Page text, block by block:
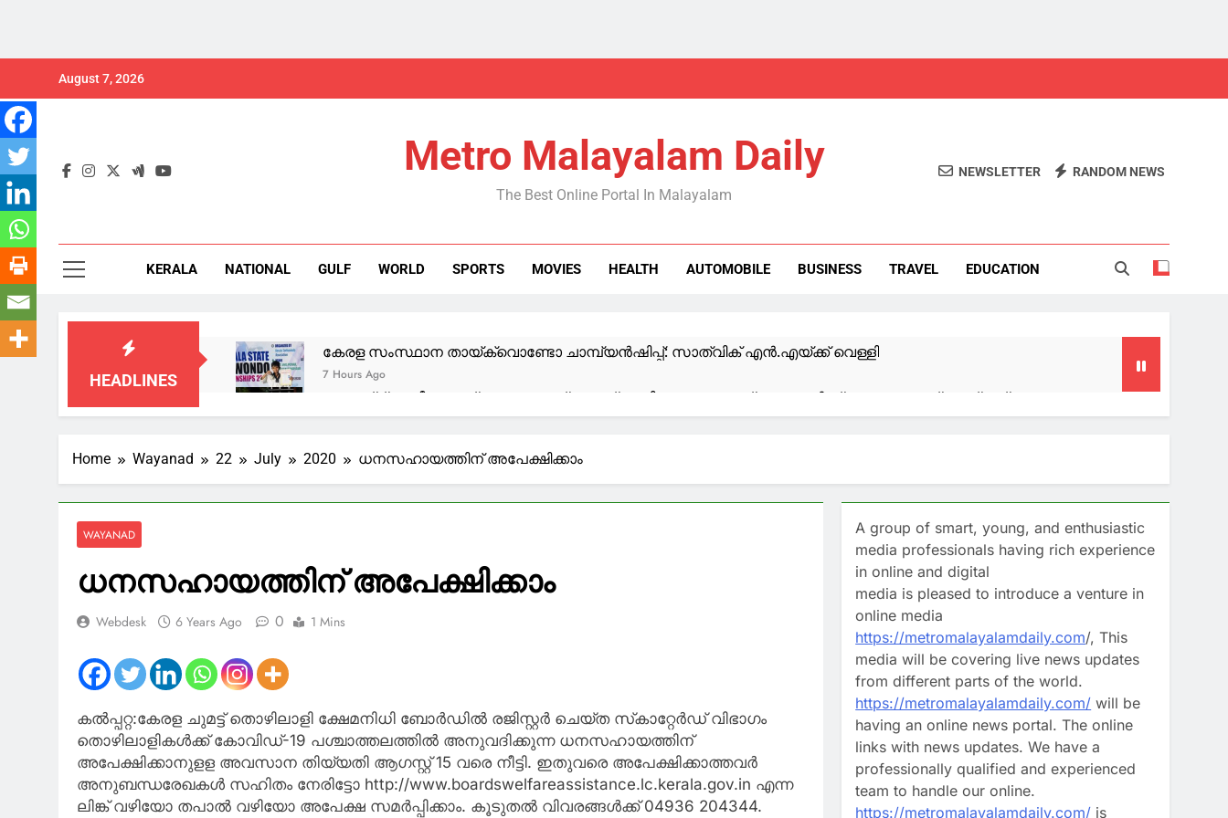
content
August 7, 2026
Metro Malayalam Daily
The Best Online Portal In Malayalam
NEWSLETTER RANDOM NEWS
KERALA NATIONAL GULF WORLD SPORTS MOVIES HEALTH AUTOMOBILE BUSINESS TRAVEL EDUCATION
HEADLINES
കേരള സംസ്ഥാന തായ്‌ക്വൊണ്ടോ ചാമ്പ്യൻഷിപ്പ്: സാത്വിക് എൻ.എയ്ക്ക് വെള്ളി
7 Hours Ago
രാജേഷ് ട്രൂ ഹീറോ, സ്വന്തം ലൈഫ് ജാക്കറ്റ് ഊരിക്കൊടുത്താണ് മറ്റൊരാള്‍ക്ക് രക്ഷകനായത്, സല്യൂട്ട്:
ഹൈക്കോടതി
അടിയന്തര സാഹചര്യം ഉണ്ടായാല്‍ അര്‍ജുന്‍ ആയങ്കിയെ വെടിവയ്ക്കാന്‍ നിര്‍ദേശം
‘ബൈ മീ എ കോഫി’ ഇത് കാപ്പിക്കടയല്ല….; ഫേസ്ബുക്ക് പോസ്റ്റുമായി മന്ത്രി റോജി എം ജോൺ
മത്സ്യതൊഴിലാളികളെ കാണാതായ സംഭവം, അനുനയ നീക്കവുമായി മുഖ്യമന്ത്രി; തിരച്ചിൽ ഊർജിതമാക്കുമെന്ന്
ഉറപ്പ് നൽകി
9 Hours Ago
നബിദിനം: യുഎഇയിൽ അവധി പ്രഖ്യാപിച്ചു; വാരാന്ത്യ അവധി കൂടെയാകുമ്പോൾ ‘സൂപ്പർ ഹോളിഡേ’!
11 Hours Ago
Home Wayanad 22 July 2020 ധനസഹായത്തിന് അപേക്ഷിക്കാം
WAYANAD
ധനസഹായത്തിന് അപേക്ഷിക്കാം
Webdesk 6 Years Ago 0 1 Mins
കൽപ്പറ്റ:കേരള ചുമട്ട് തൊഴിലാളി ക്ഷേമനിധി ബോര്‍ഡില്‍ രജിസ്റ്റര്‍ ചെയ്ത സ്‌കാറ്റേര്‍ഡ് വിഭാഗം
തൊഴിലാളികള്‍ക്ക് കോവിഡ്-19 പശ്ചാത്തലത്തില്‍ അനുവദിക്കുന്ന ധനസഹായത്തിന്
അപേക്ഷിക്കാനുളള അവസാന തിയ്യതി ആഗസ്റ്റ് 15 വരെ നീട്ടി. ഇതുവരെ അപേക്ഷിക്കാത്തവര്‍
അനുബന്ധരേഖകള്‍ സഹിതം നേരിട്ടോ http://www.boardswelfareassistance.lc.kerala.gov.in എന്ന
ലിങ്ക് വഴിയോ തപാല്‍ വഴിയോ അപേക്ഷ സമര്‍പ്പിക്കാം. കൂടുതല്‍ വിവരങ്ങള്‍ക്ക് 04936 204344.
A group of smart, young, and enthusiastic
media professionals having rich experience
in online and digital
media is pleased to introduce a venture in
online media
https://metromalayalamdaily.com/, This
media will be covering live news updates
from different parts of the world.
https://metromalayalamdaily.com/ will be
having an online news portal. The online
links with news updates. We have a
professionally qualified and experienced
team to handle our online.
https://metromalayalamdaily.com/ is